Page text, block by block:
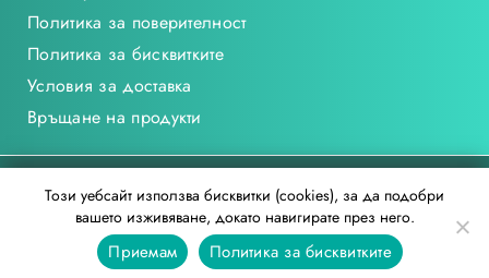
Политика за поверителност
Политика за бисквитките
Условия за доставка
Връщане на продукти
freshwater.bg © 2021
Редакции: Vectory Design
Дизайн и изработка: Digitalis
Този уебсайт използва бисквитки (cookies), за да подобри
вашето изживяване, докато навигирате през него.
Приемам Политика за бисквитките